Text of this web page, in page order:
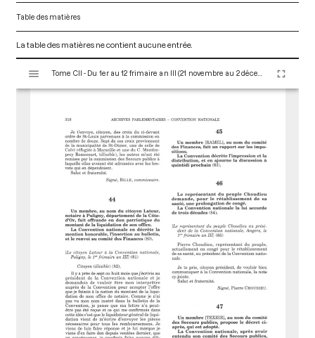
Table des matières
La table des matières ne contient aucune entrée.
s